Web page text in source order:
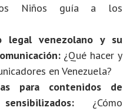
Niños guía a los
legal venezolano y su
¿Qué hacer y
en Venezuela?
para contenidos de
¿Cómo